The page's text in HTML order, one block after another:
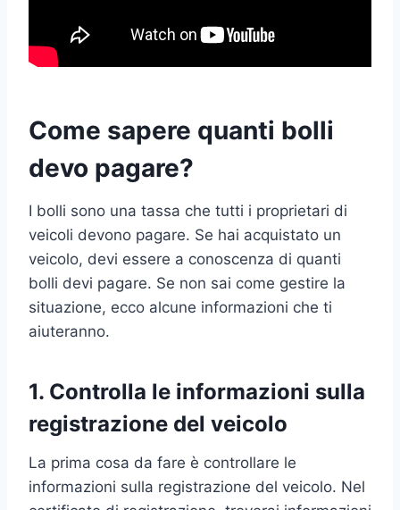
Come sapere quanti bolli
devo pagare?
I bolli sono una tassa che tutti i proprietari di
veicoli devono pagare. Se hai acquistato un
veicolo, devi essere a conoscenza di quanti
bolli devi pagare. Se non sai come gestire la
situazione, ecco alcune informazioni che ti
aiuteranno.
1. Controlla le informazioni sulla
registrazione del veicolo
La prima cosa da fare è controllare le
informazioni sulla registrazione del veicolo. Nel